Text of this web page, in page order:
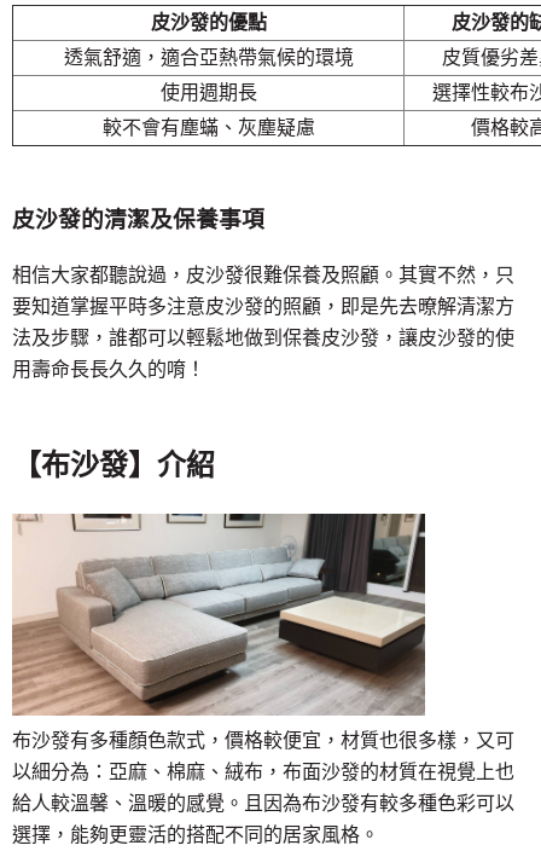
皮沙發的優點
皮沙發的
透氣舒適，適合亞熱帶氣候的環境
皮質優劣
使用週期長
選擇性較布
較不會有塵蟎、灰塵疑慮
價格較
皮沙發的清潔及保養事項
相信大家都聽說過，皮沙發很難保養及照顧。其實不然，只
要知道掌握平時多注意皮沙發的照顧，即是先去暸解清潔方
法及步驟，誰都可以輕鬆地做到保養皮沙發，讓皮沙發的使
用壽命長長久久的唷！
【布沙發】介紹
布沙發有多種顏色款式，價格較便宜，材質也很多樣，又可
以細分為：亞麻、棉麻、絨布，布面沙發的材質在視覺上也
給人較溫馨、溫暖的感覺。且因為布沙發有較多種色彩可以
選擇，能夠更靈活的搭配不同的居家風格。